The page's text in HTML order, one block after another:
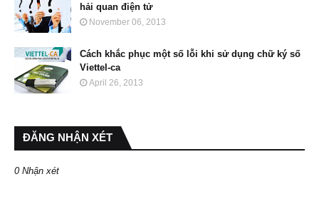
hải quan điện tử
November 06, 2013
Cách khắc phục một số lỗi khi sử dụng chữ ký số
Viettel-ca
April 26, 2013
ĐĂNG NHẬN XÉT
0 Nhận xét